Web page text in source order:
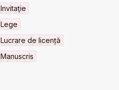
Invitaţie
Lege
Lucrare de licență
Manuscris